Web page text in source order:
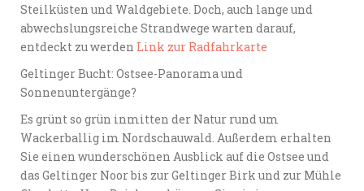
Steilküsten und Waldgebiete. Doch, auch lange und
abwechslungsreiche Strandwege warten darauf,
entdeckt zu werden Link zur Radfahrkarte
Geltinger Bucht: Ostsee-Panorama und
Sonnenuntergänge?
Es grünt so grün inmitten der Natur rund um
Wackerballig im Nordschauwald. Außerdem erhalten
Sie einen wunderschönen Ausblick auf die Ostsee und
das Geltinger Noor bis zur Geltinger Birk und zur Mühle